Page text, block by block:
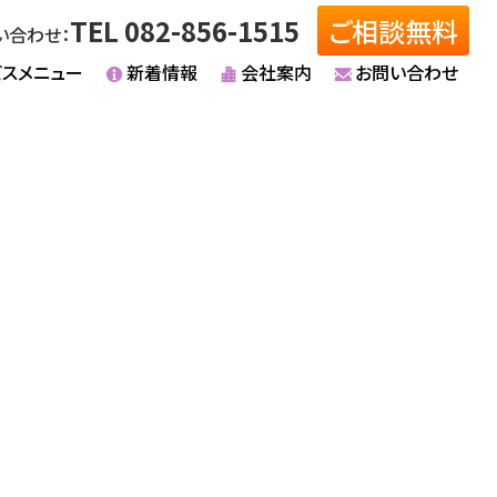
合わせ：TEL 082-856-1515 ご相談無料
メニュー 新着情報 会社案内 お問い合わせ